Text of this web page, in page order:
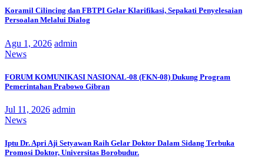
Koramil Cilincing dan FBTPI Gelar Klarifikasi, Sepakati Penyelesaian
Persoalan Melalui Dialog
Agu 1, 2026 admin
News
FORUM KOMUNIKASI NASIONAL-08 (FKN-08) Dukung Program
Pemerintahan Prabowo Gibran
Jul 11, 2026 admin
News
Iptu Dr. Apri Aji Setyawan Raih Gelar Doktor Dalam Sidang Terbuka
Promosi Doktor, Universitas Borobudur.